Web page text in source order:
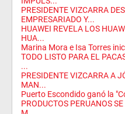
PRESIDENTE VIZCARRA
EMPRESARIADO Y...
HUAWEI REVELA LOS
HUA...
Marina Mora e Isa Torres
TODO LISTO PARA EL
...
PRESIDENTE VIZCARRA A
MAN...
Puerto Escondido ganó la
PRODUCTOS PERUANOS